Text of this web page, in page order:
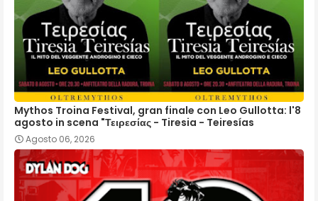
Mythos Troina Festival, gran finale con Leo Gullotta: l'8
agosto in scena "Τειρεσίας - Tiresia - Teiresías
Agosto 06, 2026